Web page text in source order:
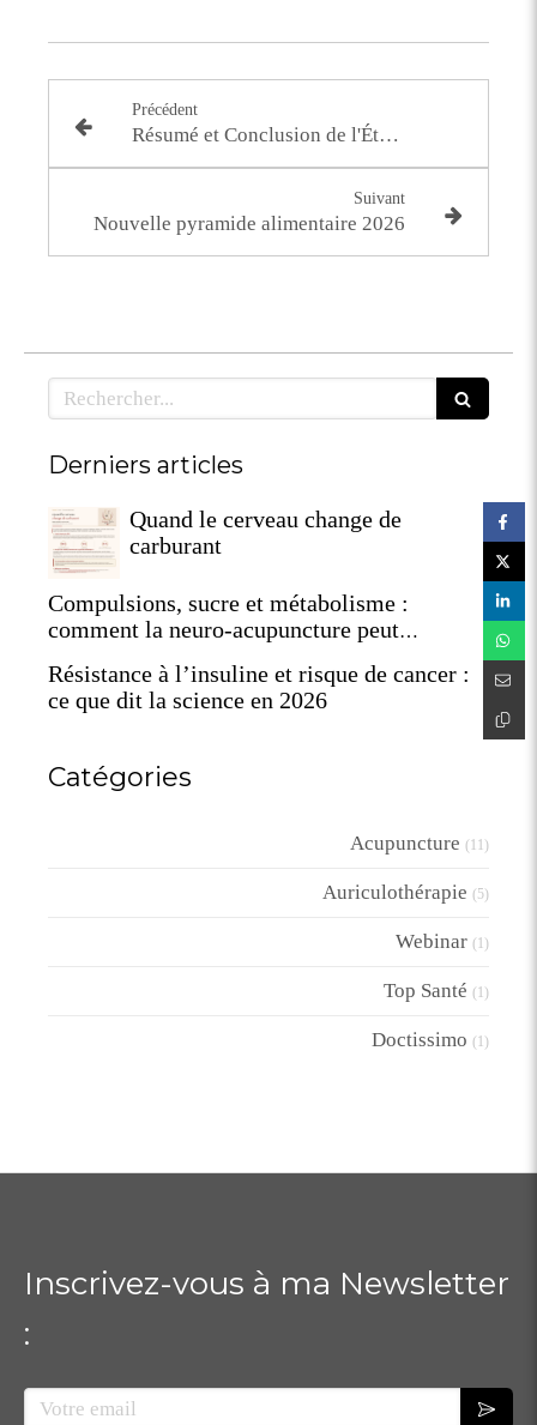
Précédent
Résumé et Conclusion de l'Étude : Acupression pour l'Insomnie – Revue Systématique et Méta-Analyse
Suivant
Nouvelle pyramide alimentaire 2026
Rechercher
Derniers articles
Quand le cerveau change de
carburant
Compulsions, sucre et métabolisme :
comment la neuro-acupuncture peut
Résistance à l’insuline et risque de cancer :
ce que dit la science en 2026
Catégories
Acupuncture (11)
Auriculothérapie (5)
Webinar (1)
Top Santé (1)
Doctissimo (1)
Inscrivez-vous à ma Newsletter
:
Votre email